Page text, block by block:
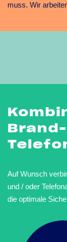
muss. Wir
Auf Wunsch
und / oder
die optimale